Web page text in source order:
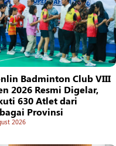
Badminton Club VIII
2026 Resmi Digelar,
630 Atlet dari
Provinsi
2026